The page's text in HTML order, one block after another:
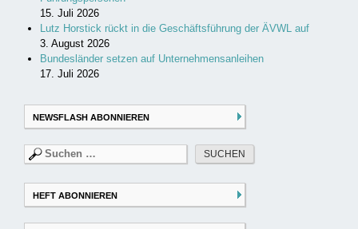
15. Juli 2026
Lutz Horstick rückt in die Geschäftsführung der ÄVWL auf
3. August 2026
Bundesländer setzen auf Unternehmensanleihen
17. Juli 2026
NEWSFLASH ABONNIEREN
Suchen
nach:
HEFT ABONNIEREN